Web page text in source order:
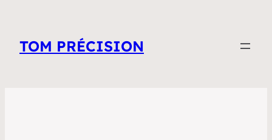
TOM PRÉCISION